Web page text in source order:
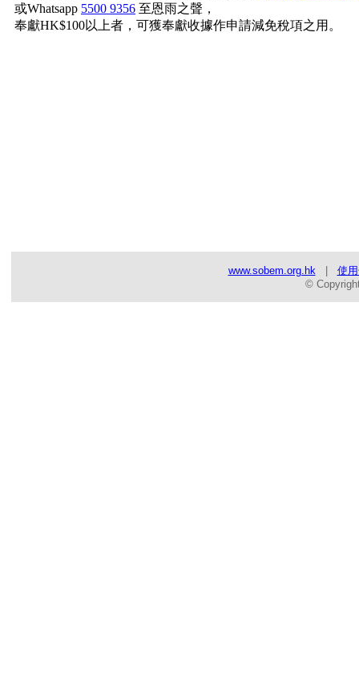
或Whatsapp 5500 9356 至恩雨之聲，
奉獻HK$100以上者，可獲奉獻收據作申請減免稅項之用。
www.sobem.org.hk| 使
©